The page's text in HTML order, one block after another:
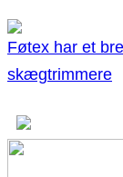
Føtex har et
skægtrimmere